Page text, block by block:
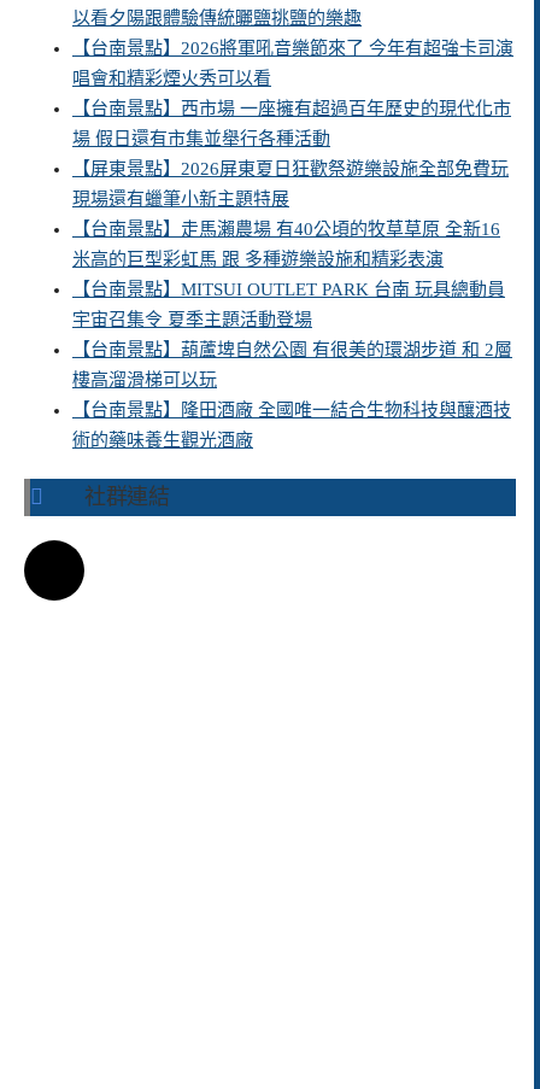
以看夕陽跟體驗傳統曬鹽挑鹽的樂趣
【台南景點】2026將軍吼音樂節來了 今年有超強卡司演
唱會和精彩煙火秀可以看
【台南景點】西市場 一座擁有超過百年歷史的現代化市
場 假日還有市集並舉行各種活動
【屏東景點】2026屏東夏日狂歡祭遊樂設施全部免費玩
現場還有蠟筆小新主題特展
【台南景點】走馬瀨農場 有40公頃的牧草草原 全新16
米高的巨型彩虹馬 跟 多種遊樂設施和精彩表演
【台南景點】MITSUI OUTLET PARK 台南 玩具總動員
宇宙召集令 夏季主題活動登場
【台南景點】葫蘆埤自然公園 有很美的環湖步道 和 2層
樓高溜滑梯可以玩
【台南景點】隆田酒廠 全國唯一結合生物科技與釀酒技
術的藥味養生觀光酒廠
社群連結